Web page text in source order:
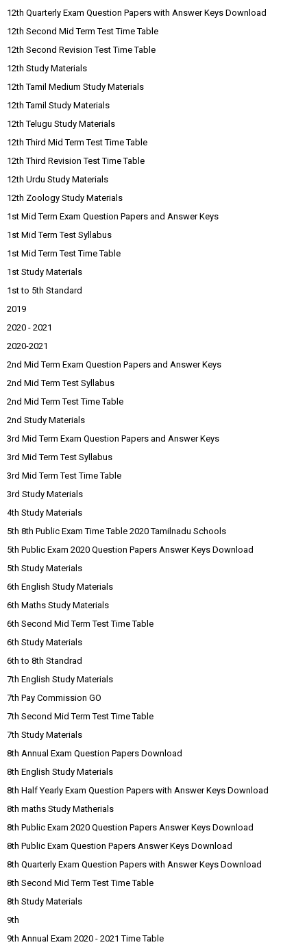
12th Quarterly Exam Question Papers with Answer Keys Download
12th Second Mid Term Test Time Table
12th Second Revision Test Time Table
12th Study Materials
12th Tamil Medium Study Materials
12th Tamil Study Materials
12th Telugu Study Materials
12th Third Mid Term Test Time Table
12th Third Revision Test Time Table
12th Urdu Study Materials
12th Zoology Study Materials
1st Mid Term Exam Question Papers and Answer Keys
1st Mid Term Test Syllabus
1st Mid Term Test Time Table
1st Study Materials
1st to 5th Standard
2019
2020 - 2021
2020-2021
2nd Mid Term Exam Question Papers and Answer Keys
2nd Mid Term Test Syllabus
2nd Mid Term Test Time Table
2nd Study Materials
3rd Mid Term Exam Question Papers and Answer Keys
3rd Mid Term Test Syllabus
3rd Mid Term Test Time Table
3rd Study Materials
4th Study Materials
5th 8th Public Exam Time Table 2020 Tamilnadu Schools
5th Public Exam 2020 Question Papers Answer Keys Download
5th Study Materials
6th English Study Materials
6th Maths Study Materials
6th Second Mid Term Test Time Table
6th Study Materials
6th to 8th Standrad
7th English Study Materials
7th Pay Commission GO
7th Second Mid Term Test Time Table
7th Study Materials
8th Annual Exam Question Papers Download
8th English Study Materials
8th Half Yearly Exam Question Papers with Answer Keys Download
8th maths Study Matherials
8th Public Exam 2020 Question Papers Answer Keys Download
8th Public Exam Question Papers Answer Keys Download
8th Quarterly Exam Question Papers with Answer Keys Download
8th Second Mid Term Test Time Table
8th Study Materials
9th
9th Annual Exam 2020 - 2021 Time Table